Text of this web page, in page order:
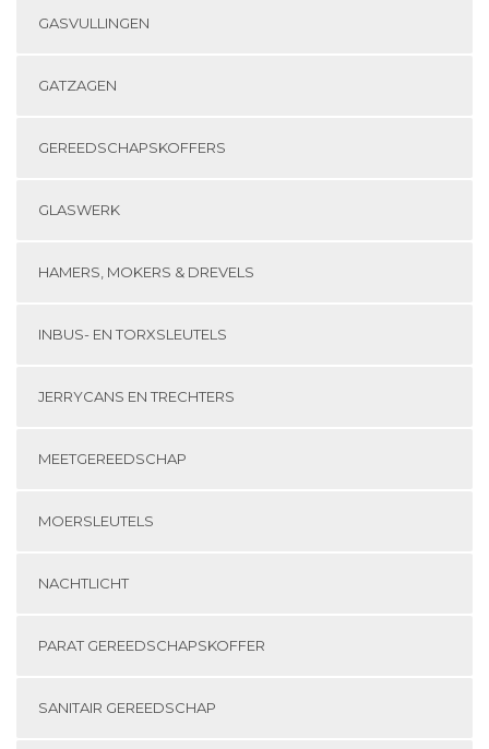
GASVULLINGEN
GATZAGEN
GEREEDSCHAPSKOFFERS
GLASWERK
HAMERS, MOKERS & DREVELS
INBUS- EN TORXSLEUTELS
JERRYCANS EN TRECHTERS
MEETGEREEDSCHAP
MOERSLEUTELS
NACHTLICHT
PARAT GEREEDSCHAPSKOFFER
SANITAIR GEREEDSCHAP